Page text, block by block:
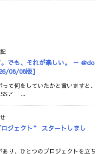
でも、それが楽しい。 ～ @do
08/08版】
て何をしていたかと言いますと、
アー ...
ジェクト” スタートしまし
あり、ひとつのプロジェクトを立ち